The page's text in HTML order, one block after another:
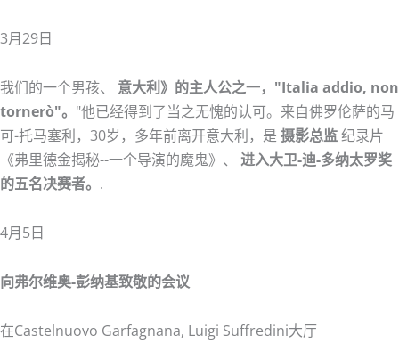
3月29日
我们的一个男孩、 意大利》的主人公之一，"Italia addio, non
tornerò"。 "他已经得到了当之无愧的认可。来自佛罗伦萨的马
可-托马塞利，30岁，多年前离开意大利，是 摄影总监纪录片
《弗里德金揭秘--一个导演的魔鬼》、 进入大卫-迪-多纳太罗奖
的五名决赛者。 .
4月5日
向弗尔维奥-彭纳基致敬的会议
在Castelnuovo Garfagnana, Luigi Suffredini大厅